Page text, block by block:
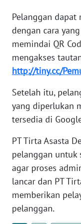
Pelanggan
dengan cara
memindai QR
mengakses
http://tiny.cc/
Setelah itu,
yang diperlukan
tersedia di
PT Tirta Asasta
pelanggan untuk
agar proses
lancar dan PT
memberikan
pelanggan.
WN
KALSEL
WN
WN
SULSEL
WN
GORONTALO
WN
SULUT